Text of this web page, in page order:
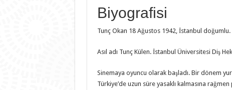
Biyografisi
Tunç Okan 18 Ağustos 1942, İstanbul doğumlu.
Asıl adı Tunç Külen. İstanbul Üniversitesi Diş
Sinemaya oyuncu olarak başladı. Bir dönem
Türkiye’de uzun süre yasaklı kalmasına